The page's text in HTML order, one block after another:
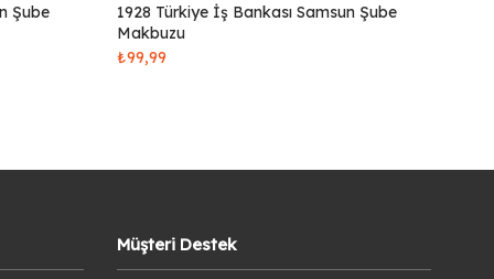
Şube
1928 Türkiye İş Bankası Samsun Şube
Makbuzu
₺99,99
Müşteri Destek